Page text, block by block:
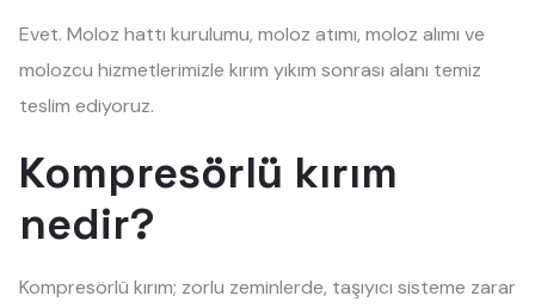
Evet. Moloz hattı kurulumu, moloz atımı, moloz alımı ve
molozcu hizmetlerimizle kırım yıkım sonrası alanı temiz
teslim ediyoruz.
Kompresörlü kırım
nedir?
Kompresörlü kırım; zorlu zeminlerde, taşıyıcı sisteme zarar